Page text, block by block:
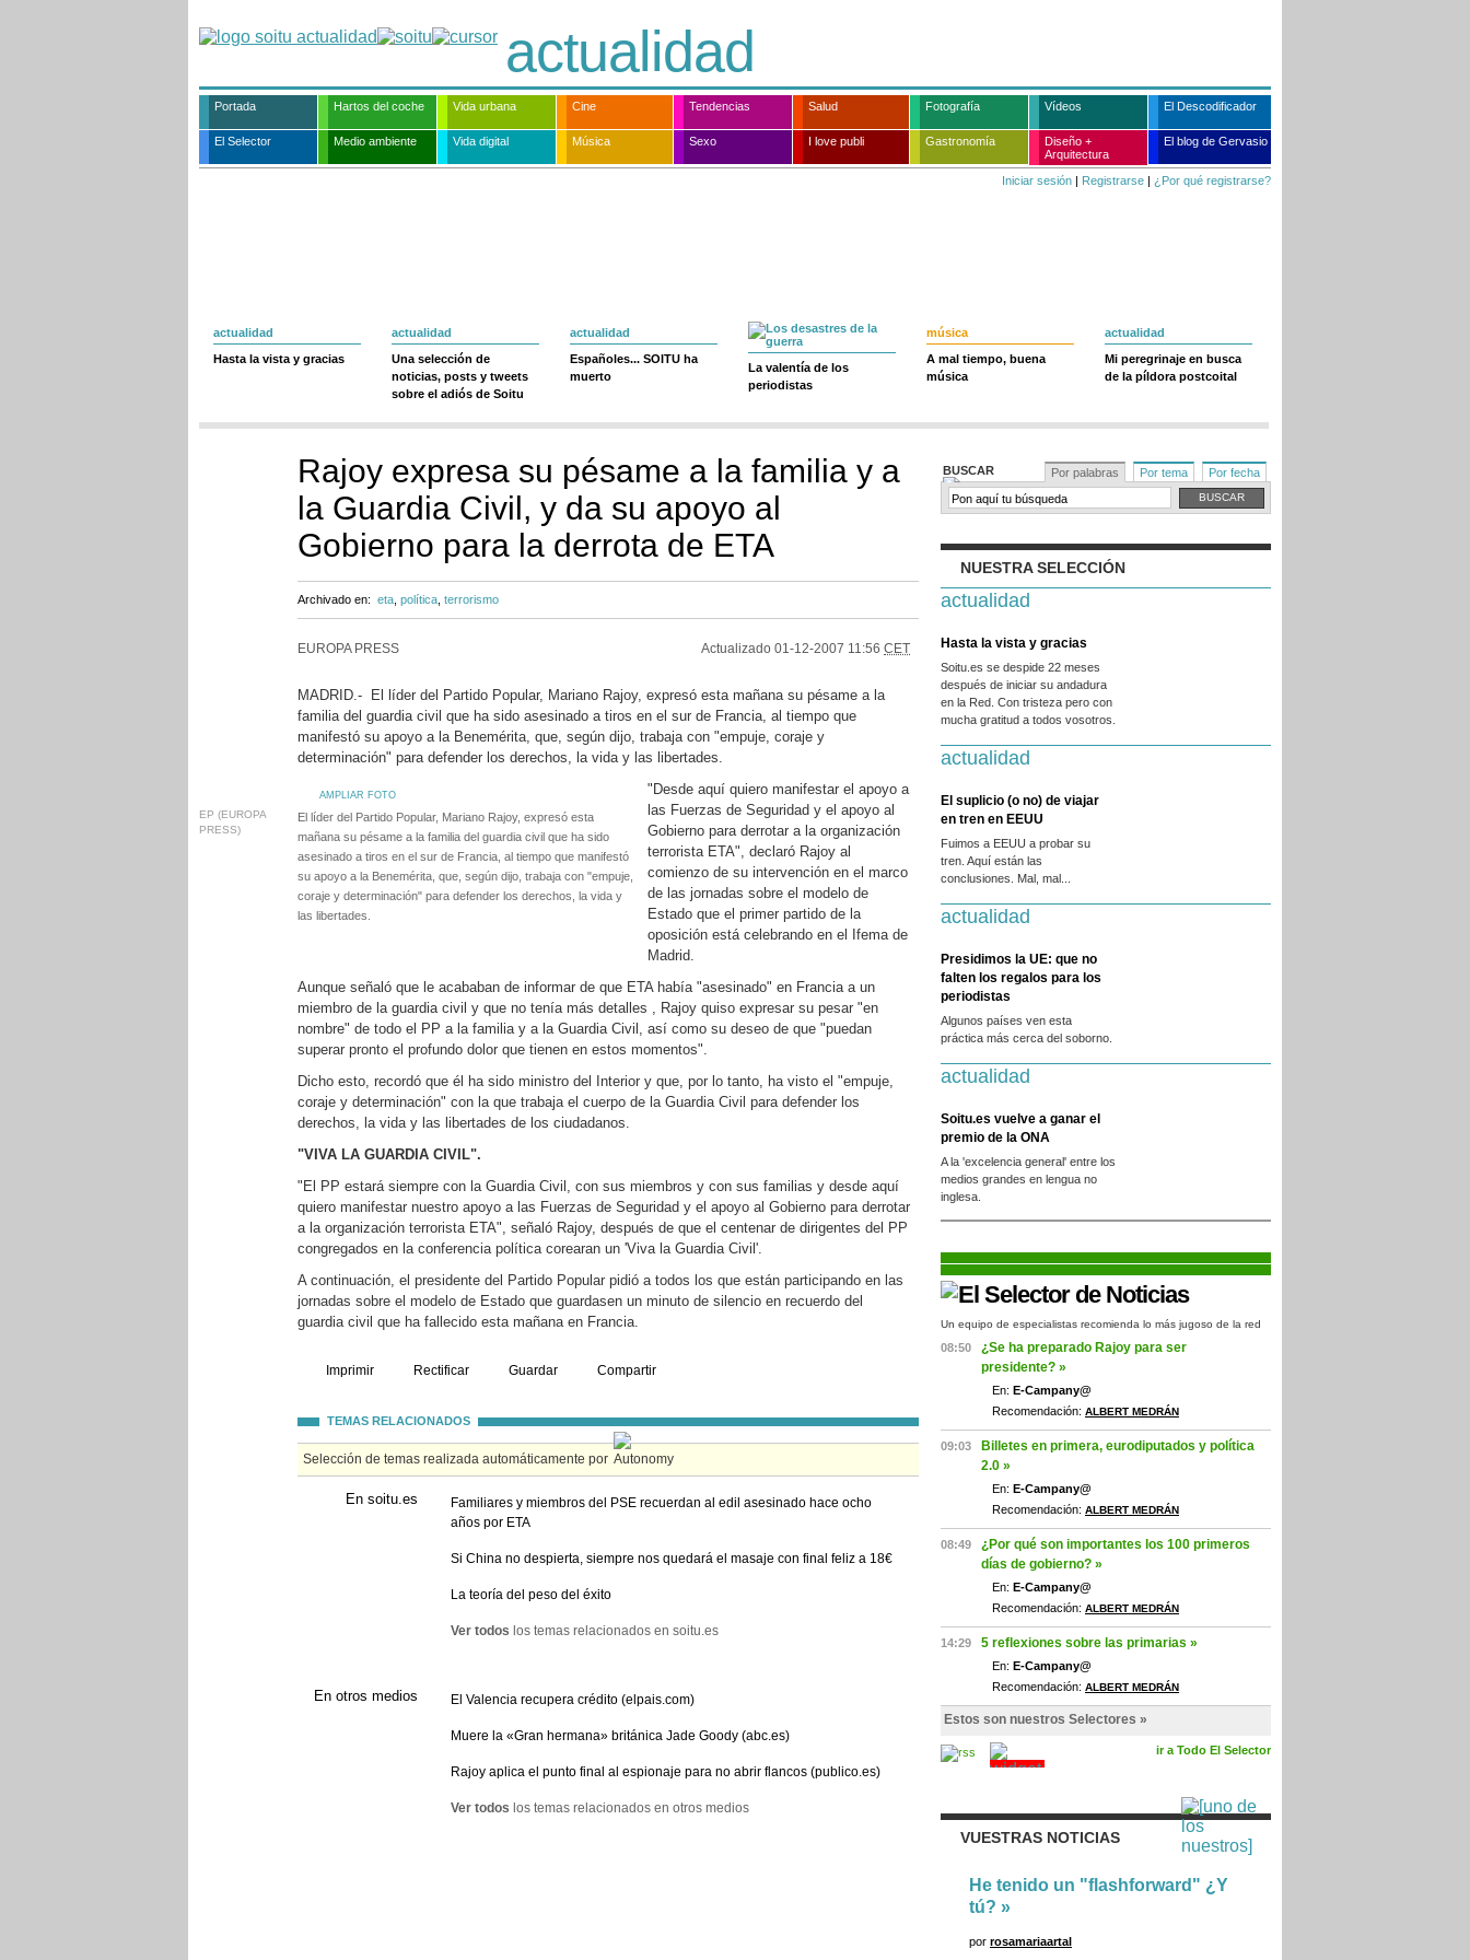
actualidad
Portada Hartos del coche Vida urbana Cine Tendencias Salud Fotografía Vídeos El Descodificador
El Selector Medio ambiente Vida digital Música Sexo I love publi Gastronomía
Diseño +
Arquitectura
El blog de Gervasio
Iniciar sesión | Registrarse | ¿Por qué registrarse?
actualidad
Hasta la vista y gracias
actualidad
Una selección de
noticias, posts y tweets
sobre el adiós de Soitu
actualidad
Españoles... SOITU ha
muerto
La valentía de los
periodistas
música
A mal tiempo, buena
música
actualidad
Mi peregrinaje en busca
de la píldora postcoital
Rajoy expresa su pésame a la familia y a
la Guardia Civil, y da su apoyo al
Gobierno para la derrota de ETA
Archivado en: eta política terrorismo
EUROPA PRESS Actualizado 01-12-2007 11:56 CET
MADRID.- El líder del Partido Popular, Mariano Rajoy, expresó esta mañana su pésame a la
familia del guardia civil que ha sido asesinado a tiros en el sur de Francia, al tiempo que
manifestó su apoyo a la Benemérita, que, según dijo, trabaja con "empuje, coraje y
determinación" para defender los derechos, la vida y las libertades.
AMPLIAR FOTO
EP (EUROPA
PRESS)
El líder del Partido Popular, Mariano Rajoy, expresó esta
mañana su pésame a la familia del guardia civil que ha sido
asesinado a tiros en el sur de Francia, al tiempo que manifestó
su apoyo a la Benemérita, que, según dijo, trabaja con "empuje,
coraje y determinación" para defender los derechos, la vida y
las libertades.
"Desde aquí quiero manifestar el apoyo a
las Fuerzas de Seguridad y el apoyo al
Gobierno para derrotar a la organización
terrorista ETA", declaró Rajoy al
comienzo de su intervención en el marco
de las jornadas sobre el modelo de
Estado que el primer partido de la
oposición está celebrando en el Ifema de
Madrid.
Aunque señaló que le acababan de informar de que ETA había "asesinado" en Francia a un
miembro de la guardia civil y que no tenía más detalles , Rajoy quiso expresar su pesar "en
nombre" de todo el PP a la familia y a la Guardia Civil, así como su deseo de que "puedan
superar pronto el profundo dolor que tienen en estos momentos".
Dicho esto, recordó que él ha sido ministro del Interior y que, por lo tanto, ha visto el "empuje,
coraje y determinación" con la que trabaja el cuerpo de la Guardia Civil para defender los
derechos, la vida y las libertades de los ciudadanos.
"VIVA LA GUARDIA CIVIL".
"El PP estará siempre con la Guardia Civil, con sus miembros y con sus familias y desde aquí
quiero manifestar nuestro apoyo a las Fuerzas de Seguridad y el apoyo al Gobierno para derrotar
a la organización terrorista ETA", señaló Rajoy, después de que el centenar de dirigentes del PP
congregados en la conferencia política corearan un 'Viva la Guardia Civil'.
A continuación, el presidente del Partido Popular pidió a todos los que están participando en las
jornadas sobre el modelo de Estado que guardasen un minuto de silencio en recuerdo del
guardia civil que ha fallecido esta mañana en Francia.
Imprimir Rectificar Guardar Compartir
TEMAS RELACIONADOS
Selección de temas realizada automáticamente por
En soitu.es
Familiares y miembros del PSE recuerdan al edil asesinado hace ocho
años por ETA
Si China no despierta, siempre nos quedará el masaje con final feliz a 18€
La teoría del peso del éxito
Ver todos los temas relacionados en soitu.es
En otros medios El Valencia recupera crédito (elpais.com)
Muere la «Gran hermana» británica Jade Goody (abc.es)
Rajoy aplica el punto final al espionaje para no abrir flancos (publico.es)
Ver todos los temas relacionados en otros medios
BUSCAR Por palabras Por tema Por fecha
NUESTRA SELECCIÓN
actualidad
Hasta la vista y gracias
Soitu.es se despide 22 meses
después de iniciar su andadura
en la Red. Con tristeza pero con
mucha gratitud a todos vosotros.
actualidad
El suplicio (o no) de viajar
en tren en EEUU
Fuimos a EEUU a probar su
tren. Aquí están las
conclusiones. Mal, mal...
actualidad
Presidimos la UE: que no
falten los regalos para los
periodistas
Algunos países ven esta
práctica más cerca del soborno.
actualidad
Soitu.es vuelve a ganar el
premio de la ONA
A la 'excelencia general' entre los
medios grandes en lengua no
inglesa.
Un equipo de especialistas recomienda lo más jugoso de la red
08:50
¿Se ha preparado Rajoy para ser
presidente? »
En: E-Campany@
Recomendación: ALBERT MEDRÁN
09:03
Billetes en primera, eurodiputados y política
2.0 »
En: E-Campany@
Recomendación: ALBERT MEDRÁN
08:49
¿Por qué son importantes los 100 primeros
días de gobierno? »
En: E-Campany@
Recomendación: ALBERT MEDRÁN
14:29 5 reflexiones sobre las primarias »
En: E-Campany@
Recomendación: ALBERT MEDRÁN
Estos son nuestros Selectores »
ir a Todo El Selector
VUESTRAS NOTICIAS
He tenido un "flashforward" ¿Y
tú? »
por rosamariaartal